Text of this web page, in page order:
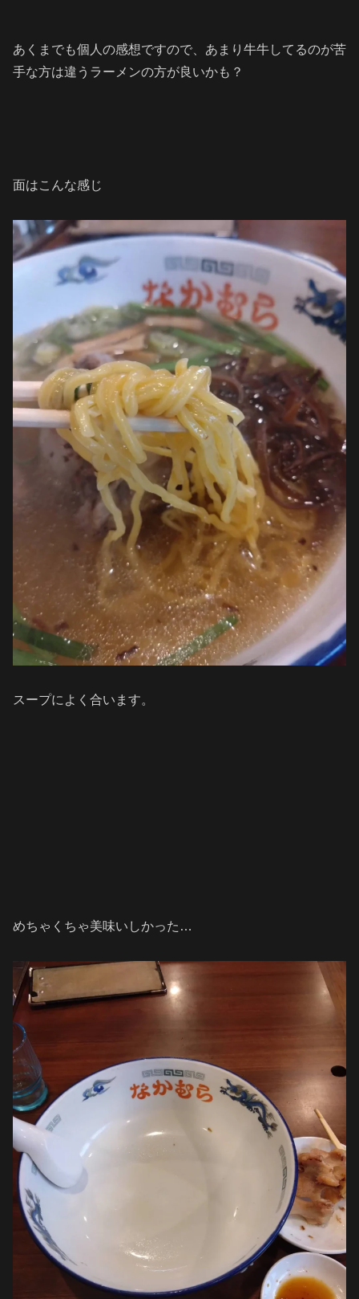
あくまでも個人の感想ですので、あまり牛牛してるのが苦
手な方は違うラーメンの方が良いかも？
面はこんな感じ
スープによく合います。
めちゃくちゃ美味いしかった…